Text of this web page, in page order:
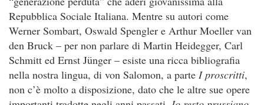
Repubblica Sociale Italiana. Mentre su autori come
Werner Sombart, Oswald Spengler e Arthur Moeller van
den Bruck – per non parlare di Martin Heidegger, Carl
Schmitt ed Ernst Jünger – esiste una ricca bibliografia
nella nostra lingua, di von Salomon, a parte I proscritti,
non c’è molto a disposizione, dato che le altre sue opere